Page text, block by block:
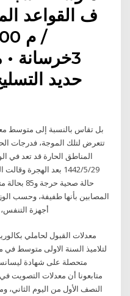
ف القواعد
3‬خرسانة‬
بل تقاس بالنسبة إلى متوسط
تتعرض لتلك الموجة، فدرجات
المناطق الحارة قد تعد
أجهزة التنفس، بينما تماثل
لتلاميذ السنة الاولى متوسط في
متحصلة على شهادة
متابعونا أن معدلات
النصف الأول من اليوم الثاني،